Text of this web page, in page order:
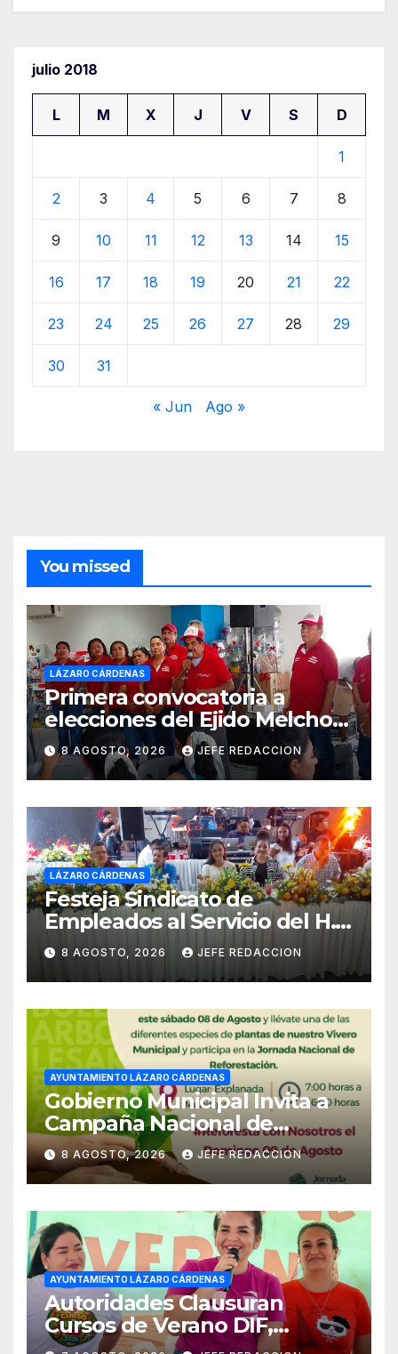
julio 2018
L M X J V S D
1
2 3 4 5 6 7 8
9 10 11 12 13 14 15
16 17 18 19 20 21 22
23 24 25 26 27 28 29
30 31
« Jun Ago »
You missed
LÁZARO CÁRDENAS
Primera convocatoria a
elecciones del Ejido Melchor
Ocampo en Lázaro Cárdenas
el domingo
8 AGOSTO, 2026 JEFE REDACCION
LÁZARO CÁRDENAS
Festeja Sindicato de
Empleados al Servicio del H.
Ayuntamiento de LZC Día del
Empleado Municipal
8 AGOSTO, 2026 JEFE REDACCION
AYUNTAMIENTO LÁZARO CÁRDENAS
Gobierno Municipal Invita a
Campaña Nacional de
Reforestación
8 AGOSTO, 2026 JEFE REDACCION
AYUNTAMIENTO LÁZARO CÁRDENAS
Autoridades Clausuran
Cursos de Verano DIF,
Seguridad Pública y Casa de